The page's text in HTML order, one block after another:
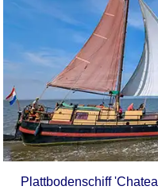
Plattbodenschiff